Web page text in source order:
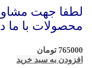
لطفا جهت
محصولات با ما
765000 تومان
افزودن به سبد خرید